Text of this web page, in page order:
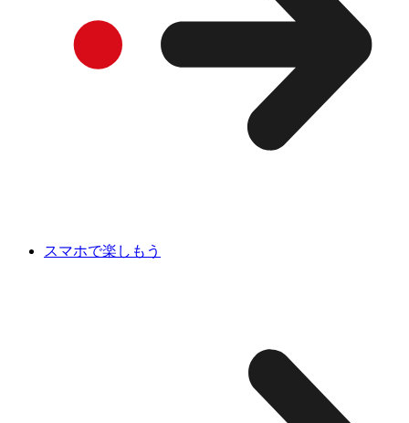
スマホで楽しもう